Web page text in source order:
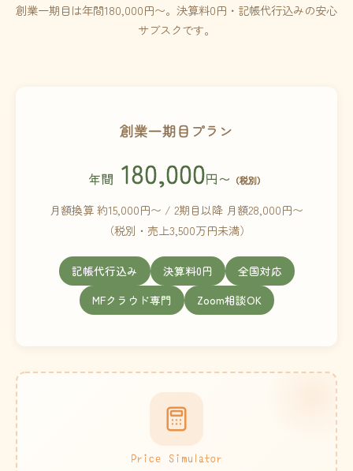
創業一期目は年間180,000円〜。決算料0円・記帳代行込みの安心
サブスクです。
創業一期目プラン
年間 180,000円〜 （税別）
月額換算 約15,000円〜 / 2期目以降 月額28,000円〜
（税別・売上3,500万円未満）
記帳代行込み 決算料0円
全国対応
MFクラウド専門
Zoom相談OK
Price Simulator